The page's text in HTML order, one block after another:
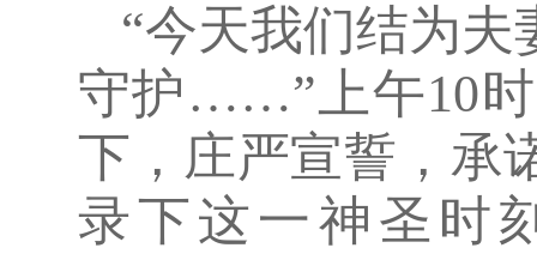
“今天我们结为
守护……”上午10时
下，庄严宣誓，承
录下这一神圣时